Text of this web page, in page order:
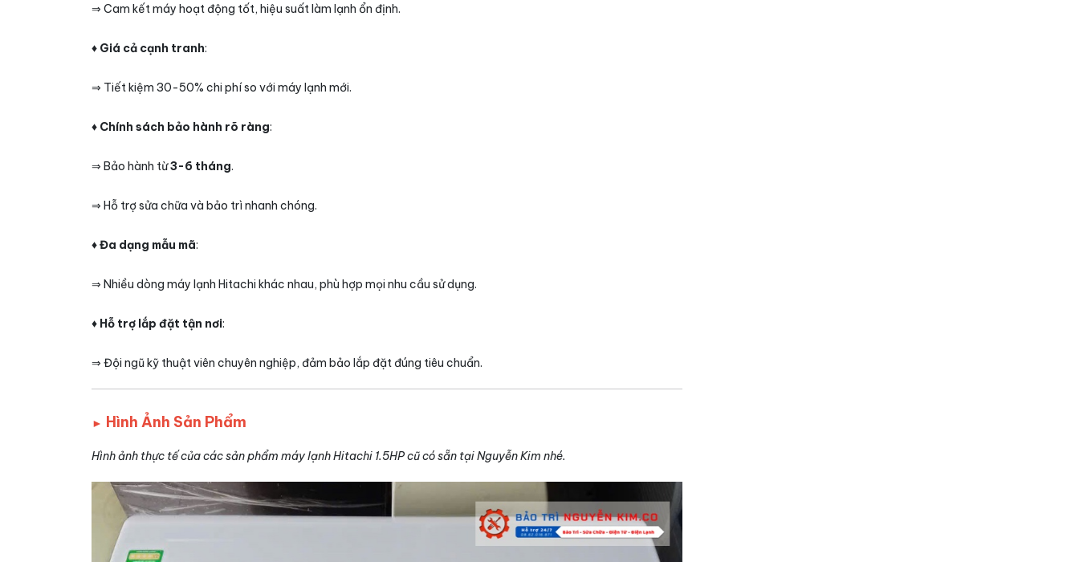
⇒ Cam kết máy hoạt động tốt, hiệu suất làm lạnh ổn định.
♦ Giá cả cạnh tranh:
⇒ Tiết kiệm 30-50% chi phí so với máy lạnh mới.
♦ Chính sách bảo hành rõ ràng:
⇒ Bảo hành từ3-6 tháng.
⇒ Hỗ trợ sửa chữa và bảo trì nhanh chóng.
♦ Đa dạng mẫu mã:
⇒ Nhiều dòng máy lạnh Hitachi khác nhau, phù hợp mọi nhu cầu sử dụng.
♦ Hỗ trợ lắp đặt tận nơi:
⇒ Đội ngũ kỹ thuật viên chuyên nghiệp, đảm bảo lắp đặt đúng tiêu chuẩn.
► Hình Ảnh Sản Phẩm
Hình ảnh thực tế của các sản phẩm máy lạnh Hitachi 1.5HP cũ có sẵn tại Nguyễn Kim nhé.